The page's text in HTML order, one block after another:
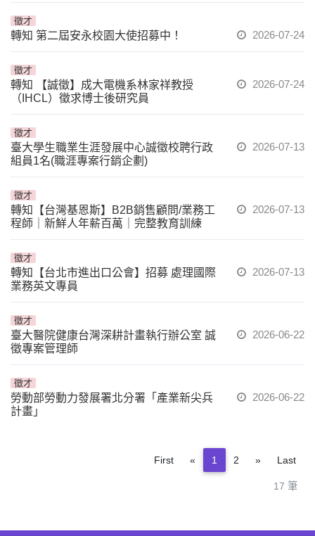
徵才
轉知 第二屆安永校園大使招募中！ 2026-07-24
徵才
轉知 【誠徵】成大電機系林家祥教授
（IHCL）徵求博士後研究員
2026-07-24
徵才
臺大學生職業生涯發展中心誠徵校聘行政
組員1名(職涯專案行銷企劃)
2026-07-13
徵才
轉知【台灣基恩斯】B2B銷售顧問/業務工
程師｜新鮮人年薪百萬｜完整教育訓練
2026-07-13
徵才
轉知【台北市進出口公會】招募 處理國際
業務英文專員
2026-07-13
徵才
臺大醫院健康台灣深耕計畫執行辦公室 誠
徵專案管理師
2026-06-22
徵才
勞動部勞動力發展署北分署「產業新尖兵
計畫」
2026-06-22
17 筆
First « Previous
1 2 »NextLast